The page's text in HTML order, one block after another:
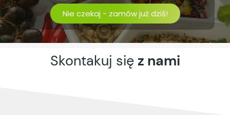
Nie czekaj - zamów już dziś!
Skontakuj się z nami